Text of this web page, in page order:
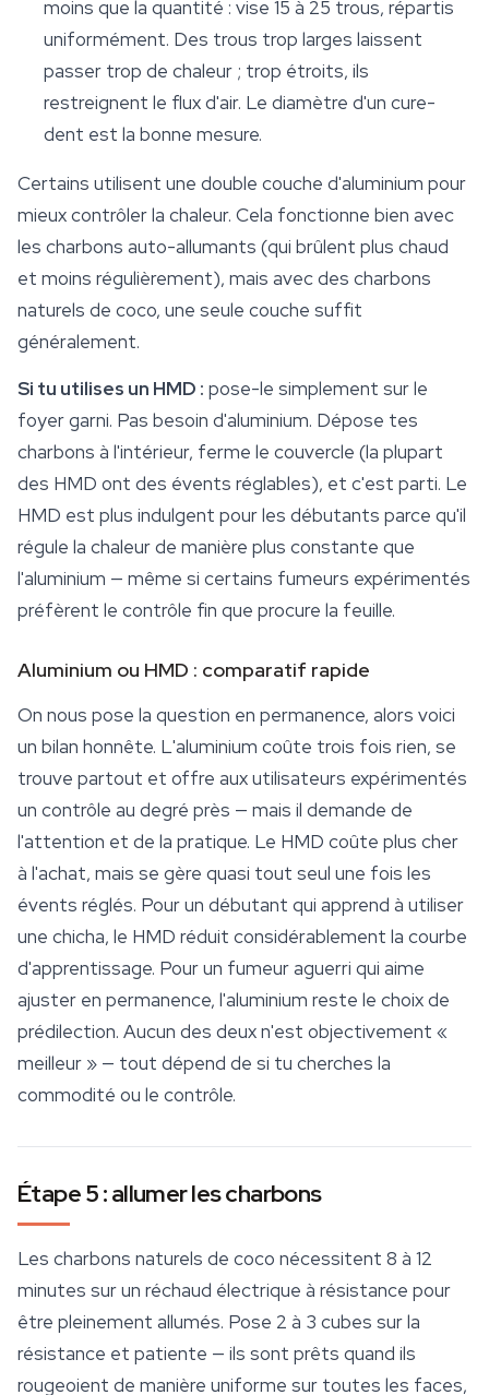
moins que la quantité : vise 15 à 25 trous, répartis
uniformément. Des trous trop larges laissent
passer trop de chaleur ; trop étroits, ils
restreignent le flux d'air. Le diamètre d'un cure-
dent est la bonne mesure.
Certains utilisent une double couche d'aluminium pour
mieux contrôler la chaleur. Cela fonctionne bien avec
les charbons auto-allumants (qui brûlent plus chaud
et moins régulièrement), mais avec des charbons
naturels de coco, une seule couche suffit
généralement.
Si tu utilises un HMD : pose-le simplement sur le
foyer garni. Pas besoin d'aluminium. Dépose tes
charbons à l'intérieur, ferme le couvercle (la plupart
des HMD ont des évents réglables), et c'est parti. Le
HMD est plus indulgent pour les débutants parce qu'il
régule la chaleur de manière plus constante que
l'aluminium — même si certains fumeurs expérimentés
préfèrent le contrôle fin que procure la feuille.
Aluminium ou HMD : comparatif rapide
On nous pose la question en permanence, alors voici
un bilan honnête. L'aluminium coûte trois fois rien, se
trouve partout et offre aux utilisateurs expérimentés
un contrôle au degré près — mais il demande de
l'attention et de la pratique. Le HMD coûte plus cher
à l'achat, mais se gère quasi tout seul une fois les
évents réglés. Pour un débutant qui apprend à utiliser
une chicha, le HMD réduit considérablement la courbe
d'apprentissage. Pour un fumeur aguerri qui aime
ajuster en permanence, l'aluminium reste le choix de
prédilection. Aucun des deux n'est objectivement «
meilleur » — tout dépend de si tu cherches la
commodité ou le contrôle.
Étape 5 : allumer les charbons
Les charbons naturels de coco nécessitent 8 à 12
minutes sur un réchaud électrique à résistance pour
être pleinement allumés. Pose 2 à 3 cubes sur la
résistance et patiente — ils sont prêts quand ils
rougeoient de manière uniforme sur toutes les faces,